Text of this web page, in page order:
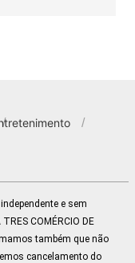
e sem
COMÉRCIO DE
também que não
cancelamento do